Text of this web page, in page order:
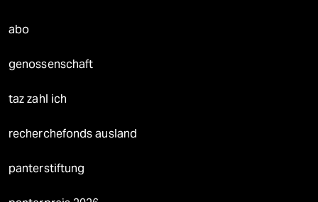
abo
genossenschaft
taz zahl ich
recherchefonds ausland
panterstiftung